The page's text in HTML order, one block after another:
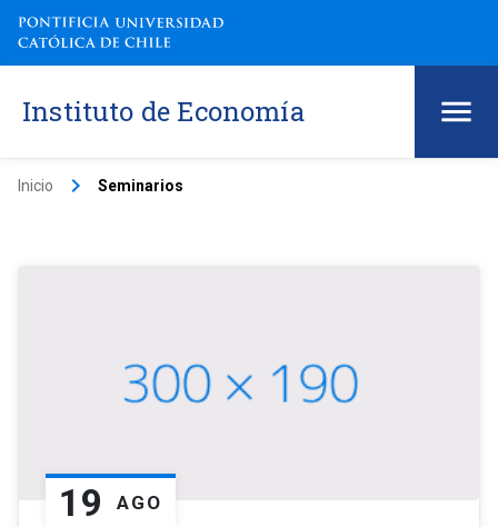
Instituto de Economía
Inicio keyboard_arrow_right Seminarios
19 AGO